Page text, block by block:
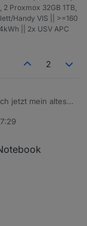
einstellen und
Meldung
langer
2 Proxmox 32GB 1TB,
Handy VIS || >=160
|| 2x USV APC
2
jetzt mein altes,
...)